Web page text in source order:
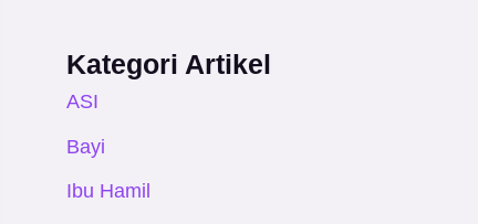
Kategori Artikel
ASI
Bayi
Ibu Hamil